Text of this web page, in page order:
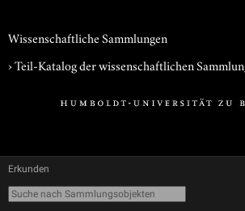
Wissenschaftliche Sammlungen
› Teil-Katalog der wissenschaftlichen
Erkunden